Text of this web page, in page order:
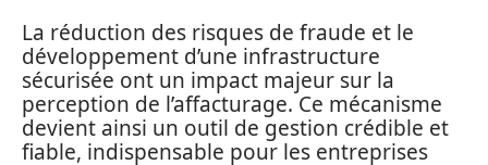
La réduction des risques de fraude et le
développement d’une infrastructure
sécurisée ont un impact majeur sur la
perception de l’affacturage. Ce mécanisme
devient ainsi un outil de gestion crédible et
fiable, indispensable pour les entreprises